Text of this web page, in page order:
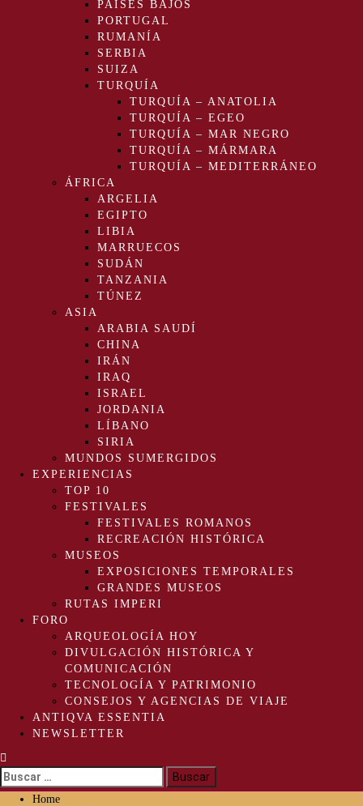
PAÍSES BAJOS
PORTUGAL
RUMANÍA
SERBIA
SUIZA
TURQUÍA
TURQUÍA – ANATOLIA
TURQUÍA – EGEO
TURQUÍA – MAR NEGRO
TURQUÍA – MÁRMARA
TURQUÍA – MEDITERRÁNEO
ÁFRICA
ARGELIA
EGIPTO
LIBIA
MARRUECOS
SUDÁN
TANZANIA
TÚNEZ
ASIA
ARABIA SAUDÍ
CHINA
IRÁN
IRAQ
ISRAEL
JORDANIA
LÍBANO
SIRIA
MUNDOS SUMERGIDOS
EXPERIENCIAS
TOP 10
FESTIVALES
FESTIVALES ROMANOS
RECREACIÓN HISTÓRICA
MUSEOS
EXPOSICIONES TEMPORALES
GRANDES MUSEOS
RUTAS IMPERI
FORO
ARQUEOLOGÍA HOY
DIVULGACIÓN HISTÓRICA Y
COMUNICACIÓN
TECNOLOGÍA Y PATRIMONIO
CONSEJOS Y AGENCIAS DE VIAJE
ANTIQVA ESSENTIA
NEWSLETTER
Buscar:
Home